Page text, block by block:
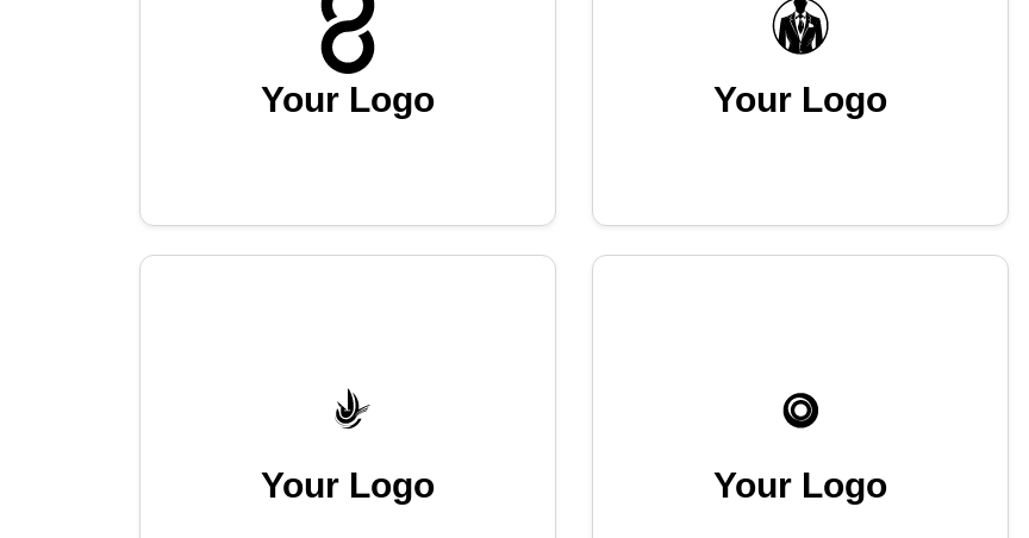
Your Logo Your Logo
Your Logo Your Logo